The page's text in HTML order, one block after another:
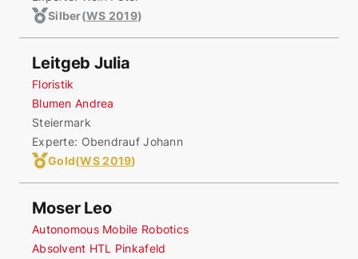
Silber(WS 2019)
Leitgeb Julia
Floristik
Blumen Andrea
Steiermark
Experte: Obendrauf Johann
Gold(WS 2019)
Moser Leo
Autonomous Mobile Robotics
Absolvent HTL Pinkafeld